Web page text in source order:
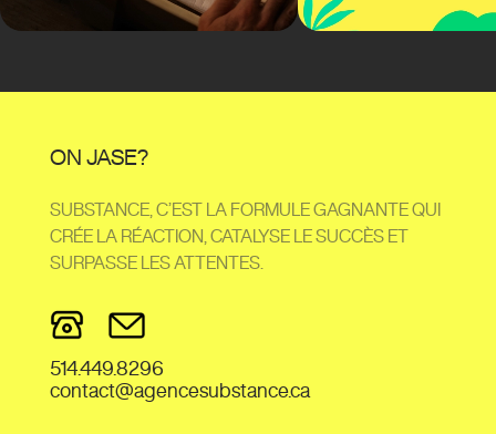
ON JASE?
SUBSTANCE, C’EST LA FORMULE GAGNANTE QUI
CRÉE LA RÉACTION, CATALYSE LE SUCCÈS ET
SURPASSE LES ATTENTES.
514.449.8296
contact@agencesubstance.ca